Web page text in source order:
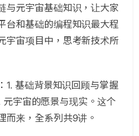
与元宇宙基础知识，让大家
台和基础的编程知识最大程
宇宙项目中，思考新技术所
1. 基础背景知识回顾与掌握
宇宙的愿景与现实。这个
而来，全系列共9讲。